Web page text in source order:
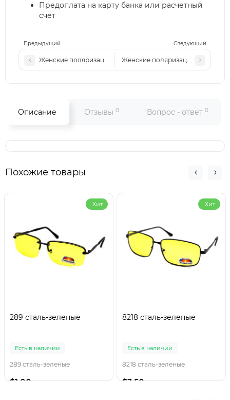
Предыдущий Следующий
Женские поляризационные солнцезащитные очки MM
Женские поляризационные
Предоплата на карту банка или расчетный
счет
Описание Отзывы 0 Вопрос - ответ 0
Похожие товары
Хит
289 сталь-зеленые
Есть в наличии
289 сталь-зеленые
$1.00
Хит
8218 сталь-зеленые
Есть в наличии
8218 сталь-зеленые
$3.50